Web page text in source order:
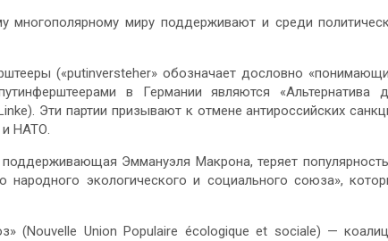
многополярному миру поддерживают и среди
(«putinversteher» обозначает дословно
в Германии являются «Альтернатива
Эти партии призывают к отмене антироссийских
и НАТО.
Эммануэля Макрона, теряет
народного экологического и социального союза»,
(Nouvelle Union Populaire écologique et sociale) —